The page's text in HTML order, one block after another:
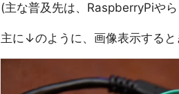
(主な普及先は、RaspberryPiや
主に↓のように、画像表示する